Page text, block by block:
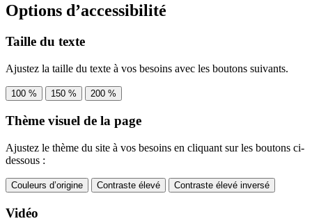
Options d’accessibilité
Taille du texte
Ajustez la taille du texte à vos besoins avec les boutons suivants.
100 % 150 % 200 %
Thème visuel de la page
Ajustez le thème du site à vos besoins en cliquant sur les boutons ci-
dessous :
Couleurs d’origine Contraste élevé Contraste élevé inversé
Vidéo